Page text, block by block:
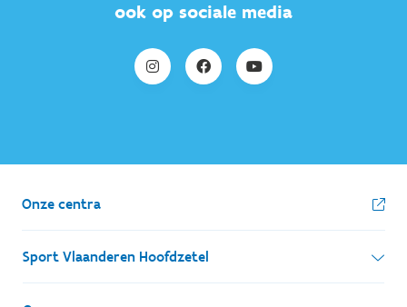
ook op sociale media
Onze centra
Sport Vlaanderen Hoofdzetel
Simon Bolivarlaan 17